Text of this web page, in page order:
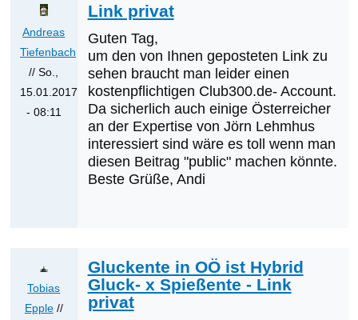
Klaus
Cerjak
Andreas
Tiefenbach
// So.,
15.01.2017
- 08:11
Gluck-
Spießente
Link privat
Guten Tag,
um den von Ihnen geposteten Link zu
sehen braucht man leider einen
kostenpflichtigen Club300.de- Account.
Da sicherlich auch einige Österreicher
an der Expertise von Jörn Lehmhus
interessiert sind wäre es toll wenn man
diesen Beitrag "public" machen könnte.
Beste Grüße, Andi
Tobias
Epple//
Gluckente in OÖ ist Hybrid
Gluck- x Spießente - Link
privat